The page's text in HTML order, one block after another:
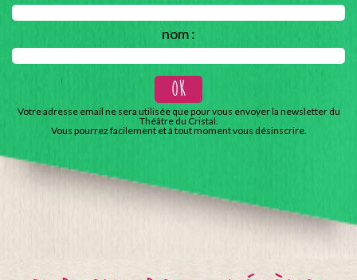
nom :
Votre adresse email ne sera utilisée que pour vous envoyer la newsletter du
Théâtre du Cristal.
Vous pourrez facilement et à tout moment vous désinscrire.